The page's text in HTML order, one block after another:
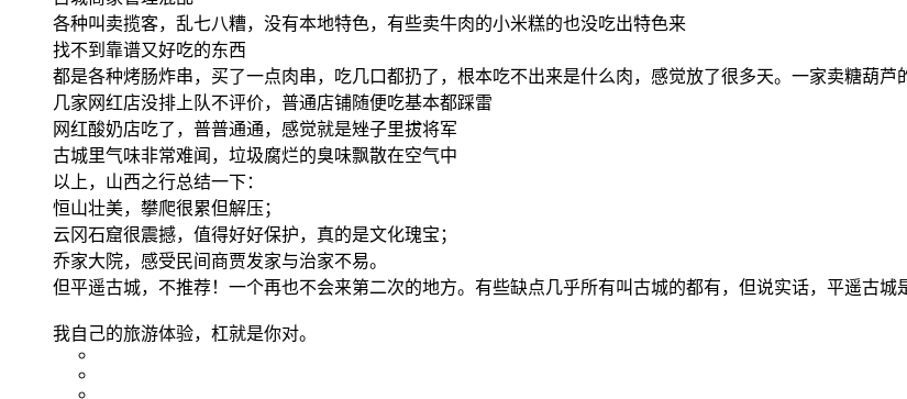
各种叫卖揽客，乱七八糟，没有本地特色，有些卖牛肉的小米糕的也没吃出特色来
找不到靠谱又好吃的东西
都是各种烤肠炸串，买了一点肉串，吃几口都扔了，根本吃不出来是什么肉，感觉放了很多天。一家卖糖葫
几家网红店没排上队不评价，普通店铺随便吃基本都踩雷
网红酸奶店吃了，普普通通，感觉就是矬子里拔将军
古城里气味非常难闻，垃圾腐烂的臭味飘散在空气中
以上，山西之行总结一下：
恒山壮美，攀爬很累但解压；
云冈石窟很震撼，值得好好保护，真的是文化瑰宝；
乔家大院，感受民间商贾发家与治家不易。
但平遥古城，不推荐！一个再也不会来第二次的地方。有些缺点几乎所有叫古城的都有，但说实话，平遥古城
我自己的旅游体验，杠就是你对。